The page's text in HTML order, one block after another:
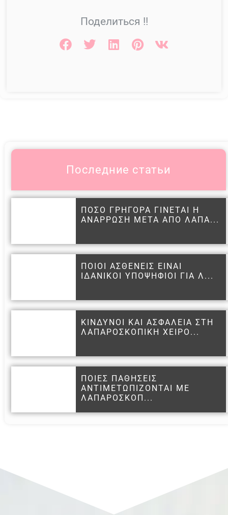
Поделиться !!
Последние статьи
ΠΟΣΟ ΓΡΗΓΟΡΑ ΓΙΝΕΤΑΙ Η
ΑΝΑΡΡΩΣΗ ΜΕΤΑ ΑΠΟ ΛΑΠΑ...
ΠΟΙΟΙ ΑΣΘΕΝΕΙΣ ΕΙΝΑΙ
ΙΔΑΝΙΚΟΙ ΥΠΟΨΗΦΙΟΙ ΓΙΑ Λ...
ΚΙΝΔΥΝΟΙ ΚΑΙ ΑΣΦΑΛΕΙΑ ΣΤΗ
ΛΑΠΑΡΟΣΚΟΠΙΚΗ ΧΕΙΡΟ...
ΠΟΙΕΣ ΠΑΘΗΣΕΙΣ
ΑΝΤΙΜΕΤΩΠΙΖΟΝΤΑΙ ΜΕ
ΛΑΠΑΡΟΣΚΟΠ...